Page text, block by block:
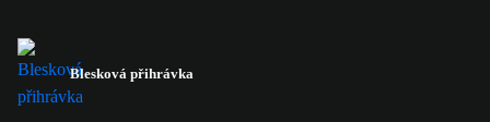
Blesková přihrávka